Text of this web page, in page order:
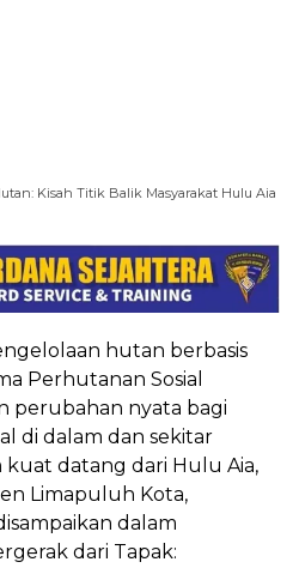
Kisah Titik Balik Masyarakat Hulu Aia
hutan berbasis
Perhutanan Sosial
perubahan nyata bagi
di dalam dan sekitar
kuat datang dari Hulu Aia,
Limapuluh Kota,
dalam
dari Tapak: